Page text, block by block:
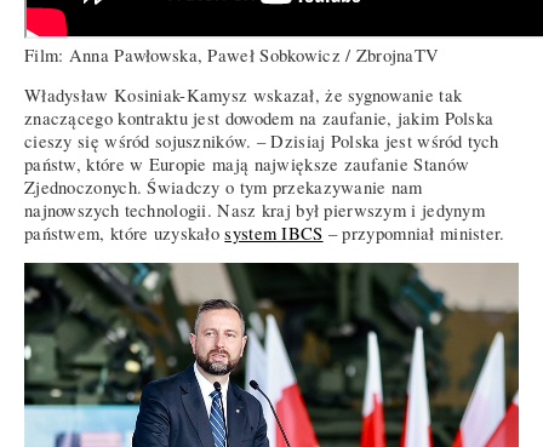
Film: Anna Pawłowska, Paweł Sobkowicz / ZbrojnaTV
Władysław Kosiniak-Kamysz wskazał, że sygnowanie tak
znaczącego kontraktu jest dowodem na zaufanie, jakim Polska
cieszy się wśród sojuszników. – Dzisiaj Polska jest wśród tych
państw, które w Europie mają największe zaufanie Stanów
Zjednoczonych. Świadczy o tym przekazywanie nam
najnowszych technologii. Nasz kraj był pierwszym i jedynym
państwem, które uzyskałosystem IBCS – przypomniał minister.